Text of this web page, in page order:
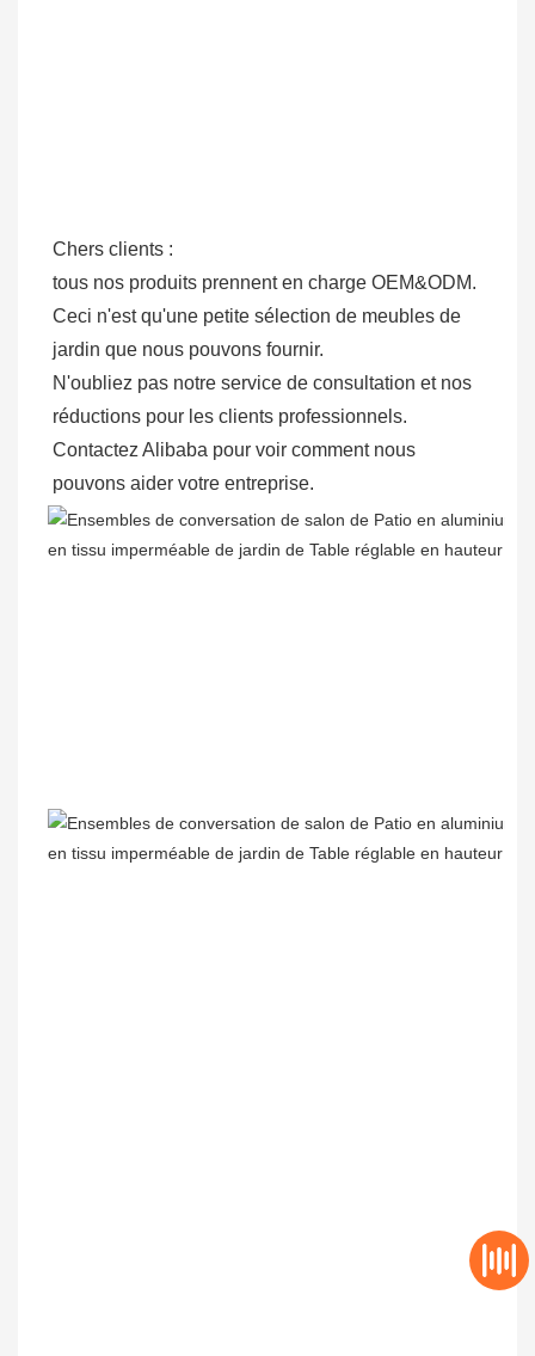
Chers clients :
tous nos produits prennent en charge OEM&ODM.
Ceci n'est qu'une petite sélection de meubles de
jardin que nous pouvons fournir.
N'oubliez pas notre service de consultation et nos
réductions pour les clients professionnels.
Contactez Alibaba pour voir comment nous